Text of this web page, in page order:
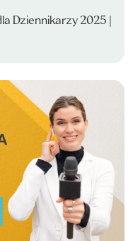
Dziennikarzy 2025 |